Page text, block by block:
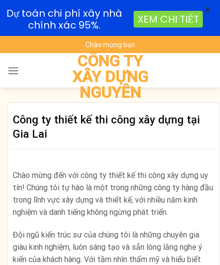
to
content
Chào mừng bạn
CÔNG TY
XÂY DỰNG
NGUYÊN
Công ty thiết kế thi công xây dựng tại
Gia Lai
Chào mừng đến với công ty thiết kế thi công xây dựng uy
tín! Chúng tôi tự hào là một trong những công ty hàng đầu
trong lĩnh vực xây dựng và thiết kế, với nhiều năm kinh
nghiệm và danh tiếng không ngừng phát triển.
Đội ngũ kiến trúc sư của chúng tôi là những chuyên gia
giàu kinh nghiệm, luôn sáng tạo và sẵn lòng lắng nghe ý
kiến của khách hàng. Với tầm nhìn thẩm mỹ và hiểu biết
Dự toán chi phí xây nhà
chính xác 95%.
XEM CHI TIẾT
X